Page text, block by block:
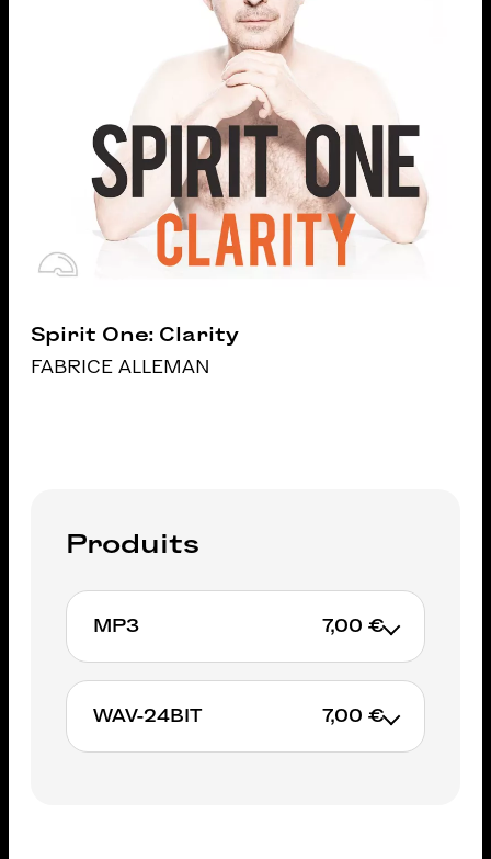
Spirit One: Clarity
FABRICE ALLEMAN
Produits
MP3 7,00 €
WAV-24BIT 7,00 €